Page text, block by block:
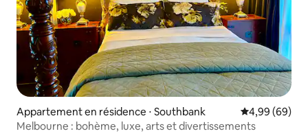
Appartement en résidence ⋅ Southbank Évaluation
4,99 (69)
Melbourne : bohème, luxe, arts et divertissements